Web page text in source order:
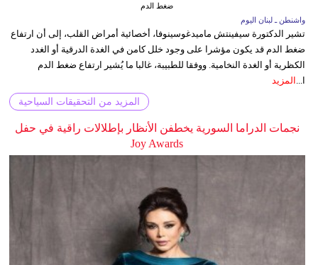
ضغط الدم
واشنطن ـ لبنان اليوم
تشير الدكتورة سيفينتش ماميدغوسينوفا، أخصائية أمراض القلب، إلى أن ارتفاع
ضغط الدم قد يكون مؤشرا على وجود خلل كامن في الغدة الدرقية أو الغدد
الكظرية أو الغدة النخامية. ووفقا للطبيبة، غالبا ما يُشير ارتفاع ضغط الدم
ا...
المزيد
المزيد من التحقيقات السياحية
نجمات الدراما السورية يخطفن الأنظار بإطلالات راقية في حفل
Joy Awards